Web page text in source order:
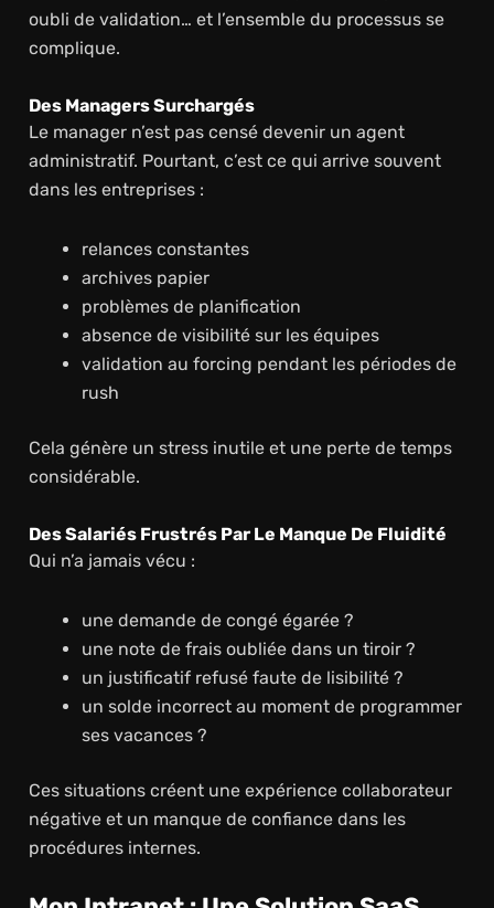
oubli de validation… et l’ensemble du processus se
complique.
Des Managers Surchargés
Le manager n’est pas censé devenir un agent
administratif. Pourtant, c’est ce qui arrive souvent
dans les entreprises :
relances constantes
archives papier
problèmes de planification
absence de visibilité sur les équipes
validation au forcing pendant les périodes de
rush
Cela génère un stress inutile et une perte de temps
considérable.
Des Salariés Frustrés Par Le Manque De Fluidité
Qui n’a jamais vécu :
une demande de congé égarée ?
une note de frais oubliée dans un tiroir ?
un justificatif refusé faute de lisibilité ?
un solde incorrect au moment de programmer
ses vacances ?
Ces situations créent une expérience collaborateur
négative et un manque de confiance dans les
procédures internes.